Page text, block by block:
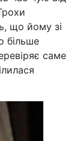
що йому зі
більше
саме